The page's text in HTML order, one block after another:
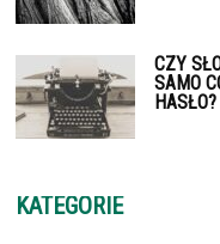
CZY
SAMO
HASŁO?
KATEGORIE